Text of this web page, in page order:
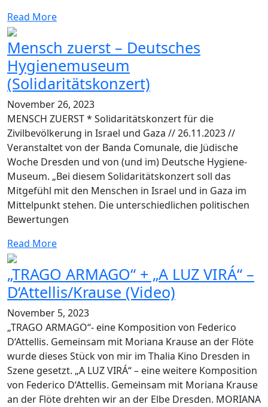
Read More
Mensch zuerst – Deutsches
Hygienemuseum
(Solidaritätskonzert)
November 26, 2023
MENSCH ZUERST * Solidaritätskonzert für die
Zivilbevölkerung in Israel und Gaza // 26.11.2023 //
Veranstaltet von der Banda Comunale, die Jüdische
Woche Dresden und von (und im) Deutsche Hygiene-
Museum. „Bei diesem Solidaritätskonzert soll das
Mitgefühl mit den Menschen in Israel und in Gaza im
Mittelpunkt stehen. Die unterschiedlichen politischen
Bewertungen
Read More
„TRAGO ARMAGO“ + „A LUZ VIRÁ“ –
D‘Attellis/Krause (Video)
November 5, 2023
„TRAGO ARMAGO“- eine Komposition von Federico
D‘Attellis. Gemeinsam mit Moriana Krause an der Flöte
wurde dieses Stück von mir im Thalia Kino Dresden in
Szene gesetzt. „A LUZ VIRÁ“ – eine weitere Komposition
von Federico D‘Attellis. Gemeinsam mit Moriana Krause
an der Flöte drehten wir an der Elbe Dresden. MORIANA